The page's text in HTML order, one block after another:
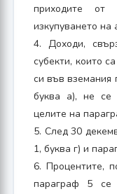
приходите от
изкупуването на
4. Доходи,
субекти, които
си във вземания
буква а), не се
целите на
5. След 30
1, буква г) и
6. Процентите,
параграф 5 се